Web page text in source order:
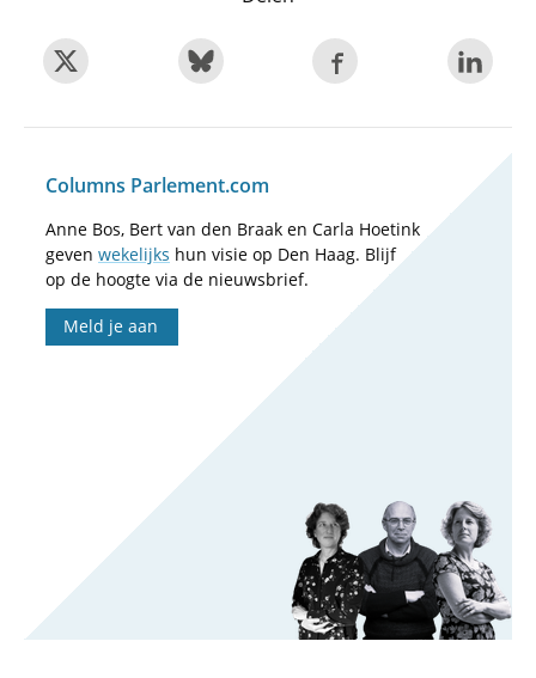
Columns Parlement.com
Anne Bos, Bert van den Braak en Carla Hoetink
geven wekelijks hun visie op Den Haag. Blijf
op de hoogte via de nieuwsbrief.
Meld je aan